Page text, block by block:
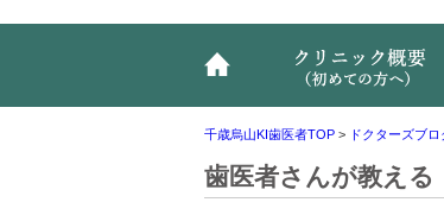
ホーム
千歳烏山KI歯医者TOP > ドクターズブロ
歯医者さんが教え